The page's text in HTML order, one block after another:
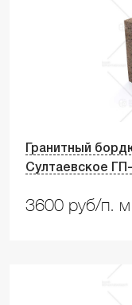
Гранитный
Султаевское
3600 руб/п. м